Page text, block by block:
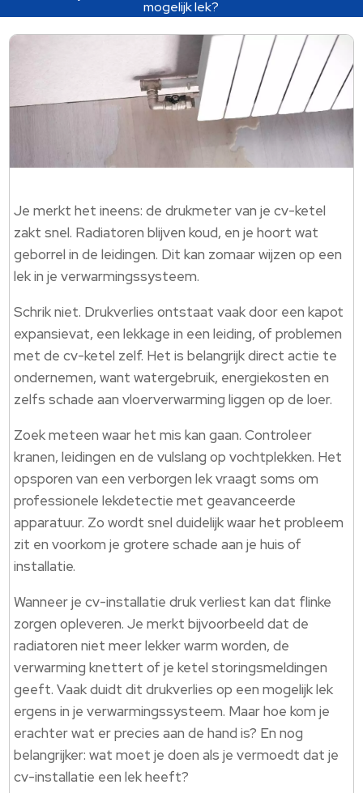
mogelijk lek?
Je merkt het ineens: de drukmeter van je cv-ketel
zakt snel. Radiatoren blijven koud, en je hoort wat
geborrel in de leidingen. Dit kan zomaar wijzen op een
lek in je verwarmingssysteem.
Schrik niet. Drukverlies ontstaat vaak door een kapot
expansievat, een lekkage in een leiding, of problemen
met de cv-ketel zelf. Het is belangrijk direct actie te
ondernemen, want watergebruik, energiekosten en
zelfs schade aan vloerverwarming liggen op de loer.
Zoek meteen waar het mis kan gaan. Controleer
kranen, leidingen en de vulslang op vochtplekken. Het
opsporen van een verborgen lek vraagt soms om
professionele lekdetectie met geavanceerde
apparatuur. Zo wordt snel duidelijk waar het probleem
zit en voorkom je grotere schade aan je huis of
installatie.
Wanneer je cv-installatie druk verliest kan dat flinke
zorgen opleveren. Je merkt bijvoorbeeld dat de
radiatoren niet meer lekker warm worden, de
verwarming knettert of je ketel storingsmeldingen
geeft. Vaak duidt dit drukverlies op een mogelijk lek
ergens in je verwarmingssysteem. Maar hoe kom je
erachter wat er precies aan de hand is? En nog
belangrijker: wat moet je doen als je vermoedt dat je
cv-installatie een lek heeft?